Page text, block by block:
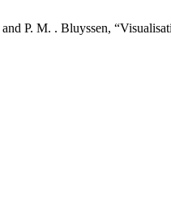
P. M. . Bluyssen,